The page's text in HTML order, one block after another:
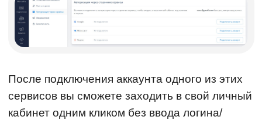
После подключения аккаунта одного из этих
сервисов вы сможете заходить в свой личный
кабинет одним кликом без ввода логина/